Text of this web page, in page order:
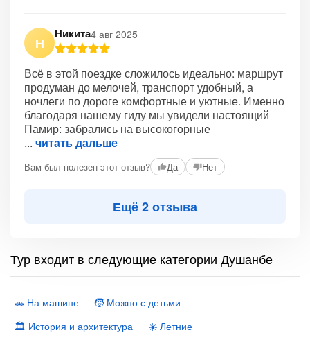
Н
Никита4 авг 2025
Всё в этой поездке сложилось идеально: маршрут
продуман до мелочей, транспорт удобный, а
ночлеги по дороге комфортные и уютные. Именно
благодаря нашему гиду мы увидели настоящий
Памир: забрались на высокогорные
читать дальше
Вам был полезен этот отзыв? Да Нет
Ещё 2 отзыва
Тур входит в следующие категории Душанбе
🚗 На машине
🧒 Можно с детьми
🏛 История и архитектура
☀️ Летние